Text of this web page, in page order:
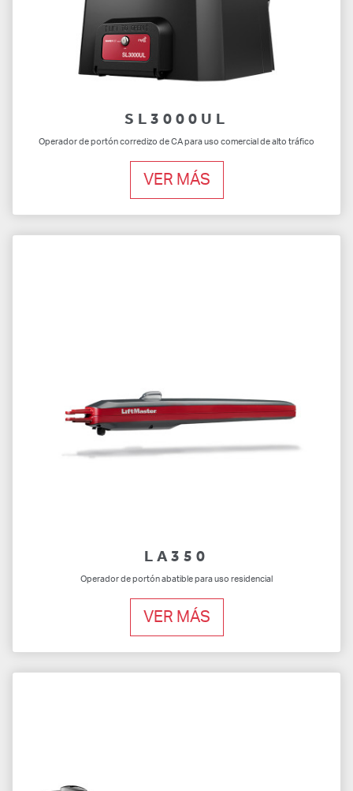
SL3000UL
Operador de portón corredizo de CA para uso comercial de alto tráfico
VER MÁS
LA350
Operador de portón abatible para uso residencial
VER MÁS